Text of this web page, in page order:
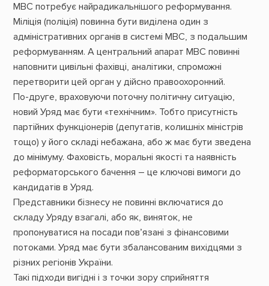
МВС потребує найрадикальнішого реформування.
Міліція (поліція) повинна бути виділена один з
адміністративних органів в системі МВС, з подальшим
реформуванням. А центральний апарат МВС повинні
наповнити цивільні фахівці, аналітики, спроможні
перетворити цей орган у дійсно правоохоронний.
По-друге, враховуючи поточну політичну ситуацію,
новий Уряд має бути «технічним». Тобто присутність
партійних функціонерів (депутатів, колишніх міністрів
тощо) у його складі небажана, або ж має бути зведена
до мінімуму. Фаховість, моральні якості та наявність
реформаторського бачення – це ключові вимоги до
кандидатів в Уряд.
Представники бізнесу не повинні включатися до
складу Уряду взагалі, або як, виняток, не
пропонуватися на посади пов’язані з фінансовими
потоками. Уряд має бути збалансованим вихідцями з
різних регіонів України.
Такі підходи вигідні і з точки зору сприйняття